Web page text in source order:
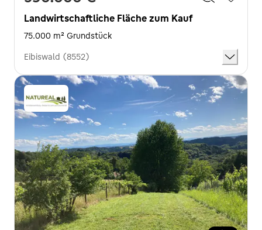
Landwirtschaftliche Fläche zum Kauf
75.000 m² Grundstück
Eibiswald (8552)